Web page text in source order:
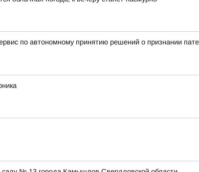
по автономному принятию решений о признании